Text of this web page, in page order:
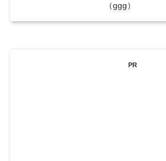
（ggg）
PR